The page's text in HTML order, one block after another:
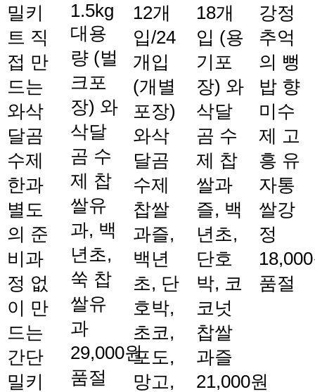
밀키
트 직
접 만
드는
와삭
달곰
수제
한과
별도
의 준
비과
정 없
이 만
드는
간단
밀키
1.5kg
대용
량 (벌
크포
장) 와
삭달
곰 수
제 찹
쌀유
과, 백
년초,
쑥 찹
쌀유
과
29,000원
품절
12개
입/24
개입
(개별
포장)
와삭
달곰
수제
찹쌀
과즐,
백년
초, 단
호박,
초코,
포도,
망고,
18개
입 (용
기포
장) 와
삭달
곰 수
제 찹
쌀과
즐, 백
년초,
단호
박, 코
코넛
찹쌀
과즐
21,000원
강정
추억
의 뻥
밥 향
미수
제 고
흥 유
자통
쌀강
정
품절